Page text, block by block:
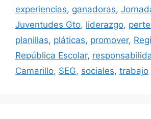
experiencias, ganadoras,
Juventudes Gto, liderazgo,
planillas, pláticas, promover,
República Escolar,
Camarillo, SEG, sociales, trabajo